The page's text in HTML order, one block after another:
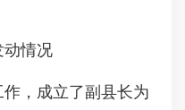
情况
，成立了副县长为